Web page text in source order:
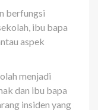
berfungsi
ibu bapa
aspek
menjadi
dan ibu bapa
insiden yang